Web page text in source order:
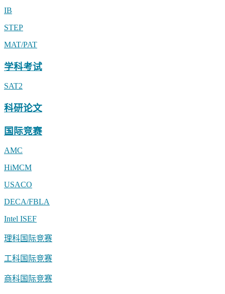
IB
STEP
MAT/PAT
学科考试
SAT2
科研论文
国际竞赛
AMC
HiMCM
USACO
DECA/FBLA
Intel ISEF
理科国际竞赛
工科国际竞赛
商科国际竞赛